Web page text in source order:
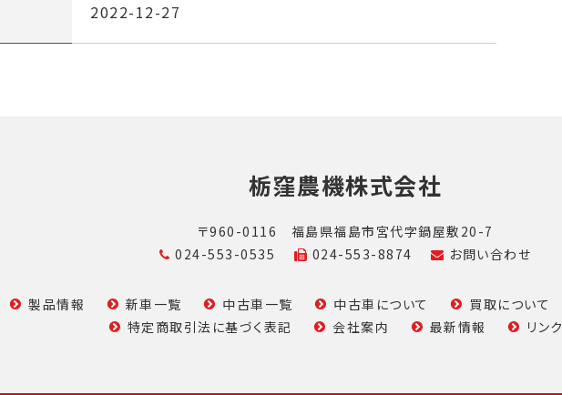
2022-12-27
栃窪農機株式会社
〒960-0116 福島県福島市宮代字鍋屋敷20-7
024-553-0535
024-553-8874 お問い合わせ
製品情報 新車一覧 中古車一覧 中古車について 買取について
特定商取引法に基づく表記
会社案内 最新情報 リンク